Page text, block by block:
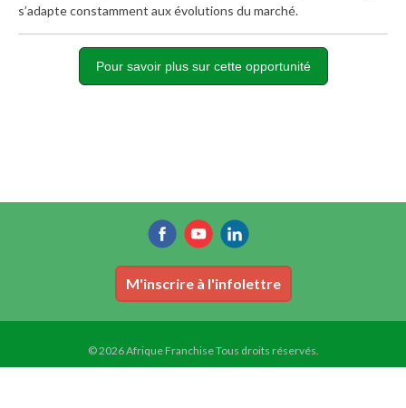
s’adapte constamment aux évolutions du marché.
Pour savoir plus sur cette opportunité
M'inscrire à l'infolettre
© 2026 Afrique Franchise Tous droits réservés.